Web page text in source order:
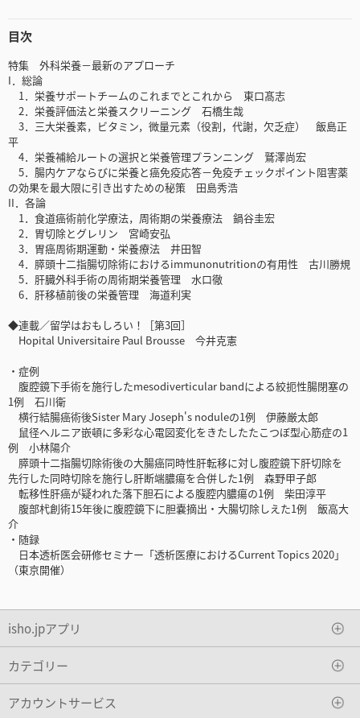
目次
特集 外科栄養－最新のアプローチ
I．総論
1．栄養サポートチームのこれまでとこれから 東口髙志
2．栄養評価法と栄養スクリーニング 石橋生哉
3．三大栄養素，ビタミン，微量元素（役割，代謝，欠乏症） 飯島正
平
4．栄養補給ルートの選択と栄養管理プランニング 鷲澤尚宏
5．腸内ケアならびに栄養と癌免疫応答－免疫チェックポイント阻害薬
の効果を最大限に引き出すための秘策 田島秀浩
II．各論
1．食道癌術前化学療法，周術期の栄養療法 鍋谷圭宏
2．胃切除とグレリン 宮崎安弘
3．胃癌周術期運動・栄養療法 井田智
4．膵頭十二指腸切除術におけるimmunonutritionの有用性 古川勝規
5．肝臓外科手術の周術期栄養管理 水口徹
6．肝移植前後の栄養管理 海道利実
◆連載／留学はおもしろい！［第3回］
Hopital Universitaire Paul Brousse 今井克憲
・症例
腹腔鏡下手術を施行したmesodiverticular bandによる絞扼性腸閉塞の
1例 石川衛
横行結腸癌術後Sister Mary Joseph's noduleの1例 伊藤厳太郎
鼠径ヘルニア嵌頓に多彩な心電図変化をきたしたたこつぼ型心筋症の1
例 小林陽介
膵頭十二指腸切除術後の大腸癌同時性肝転移に対し腹腔鏡下肝切除を
先行した同時切除を施行し肝断端膿瘍を合併した1例 森野甲子郎
転移性肝癌が疑われた落下胆石による腹腔内膿瘍の1例 柴田淳平
腹部杙創術15年後に腹腔鏡下に胆嚢摘出・大腸切除しえた1例 飯高大
介
・随録
日本透析医会研修セミナー「透析医療におけるCurrent Topics 2020」
（東京開催）
isho.jpアプリ
カテゴリー
アカウントサービス